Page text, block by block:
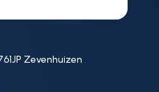
Zevenhuizen